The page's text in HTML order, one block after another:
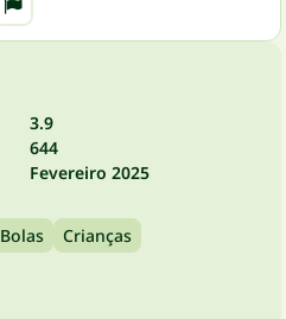
3.9
644
Fevereiro 2025
Bolas
Crianças